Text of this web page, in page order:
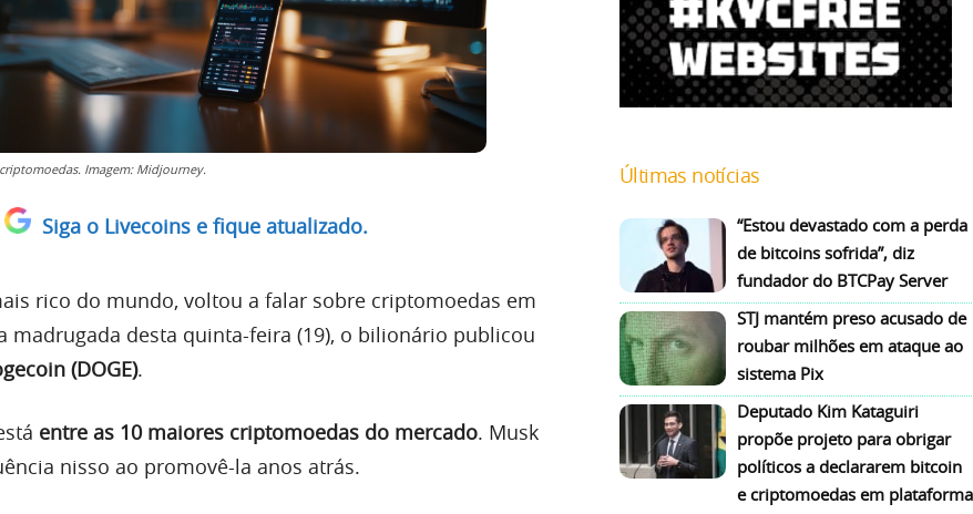
Imagem: Midjourney.
Siga o Livecoins e fique atualizado.
rico do mundo, voltou a falar sobre criptomoedas em
madrugada desta quinta-feira (19), o bilionário publicou
(DOGE).
entre as 10 maiores criptomoedas do mercado. Musk
nisso ao promovê-la anos atrás.
Últimas notícias
“Estou devastado com a perda
de bitcoins sofrida”, diz
fundador do BTCPay Server
STJ mantém preso acusado de
roubar milhões em ataque ao
sistema Pix
Deputado Kim Kataguiri
propõe projeto para obrigar
políticos a declararem bitcoin
e criptomoedas em plataforma